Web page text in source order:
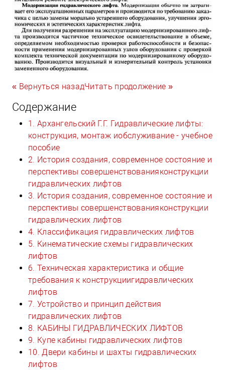
« Вернуться назадЧитать продолжение »
Содержание
1. Архангельский Г.Г. Гидравлические лифты:
конструкция, монтаж иобслуживание - учебное
пособие
2. История создания, современное состояние и
перспективы совершенствованияконструкции
гидравлических лифтов
3. История создания, современное состояние и
перспективы совершенствованияконструкции
гидравлических лифтов
4. Классификация гидравлических лифтов
5. Кинематические схемы гидравлических
лифтов
6. Техническая характеристика и общие
требования к конструкциигидравлических
лифтов
7. Устройство и принцип действия
гидравлических лифтов
8. КАБИНЫ ГИДРАВЛИЧЕСКИХ ЛИФТОВ
9. Купе кабины гидравлических лифтов
10. Двери кабины и шахты гидравлических
лифтов